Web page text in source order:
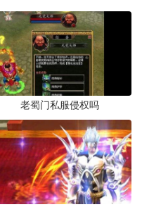
老蜀门私服侵权吗